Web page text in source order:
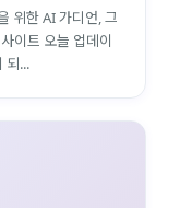
위한 AI 가디언, 그
이트 오늘 업데이
되...